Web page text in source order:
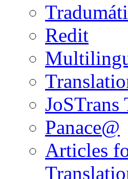
Redit
Panace@
Articles